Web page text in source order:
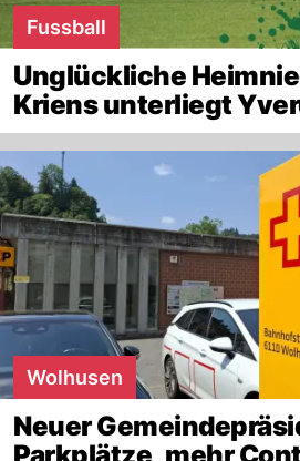
Fussball
Unglückliche
Kriens unterliegt
Wolhusen
Neuer